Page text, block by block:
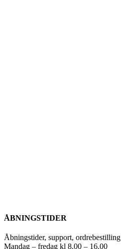
ÅBNINGSTIDER
Åbningstider, support, ordrebestilling
Mandag – fredag kl 8.00 – 16.00